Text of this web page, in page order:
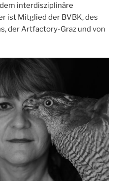
interdisziplinäre
ist Mitglied der BVBK, des
der Artfactory-Graz und von